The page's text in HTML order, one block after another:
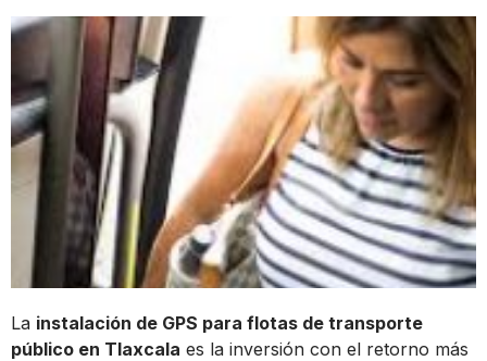
La instalación de GPS para flotas de transporte
público en Tlaxcala es la inversión con el retorno más